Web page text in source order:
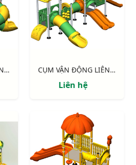
CỤM VẬN ĐỘNG LIÊN HOÀN LLDPE NIK143090MM CỤM VẬN ĐỘNG LIÊN HOÀN LLDPE NIK155120NN
Liên hệ